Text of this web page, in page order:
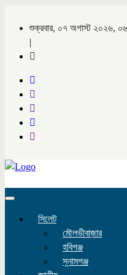
শুক্রবার, ০৭ অগাস্ট ২০২৬,
|
Toggle
সিলেট
মৌলভীবাজার
হবিগঞ্জ
সুনামগঞ্জ